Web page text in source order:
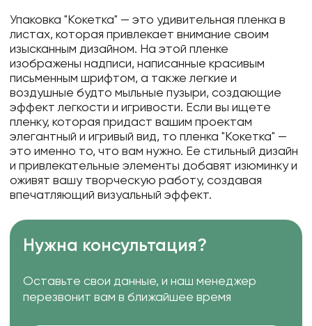
Упаковка "Кокетка" — это удивительная пленка в
листах, которая привлекает внимание своим
изысканным дизайном. На этой пленке
изображены надписи, написанные красивым
письменным шрифтом, а также легкие и
воздушные будто мыльные пузыри, создающие
эффект легкости и игривости. Если вы ищете
пленку, которая придаст вашим проектам
элегантный и игривый вид, то пленка "Кокетка" —
это именно то, что вам нужно. Ее стильный дизайн
и привлекательные элементы добавят изюминку и
оживят вашу творческую работу, создавая
впечатляющий визуальный эффект.
Нужна консультация?
Оставьте свои данные, и наш менеджер
перезвонит вам в ближайшее время